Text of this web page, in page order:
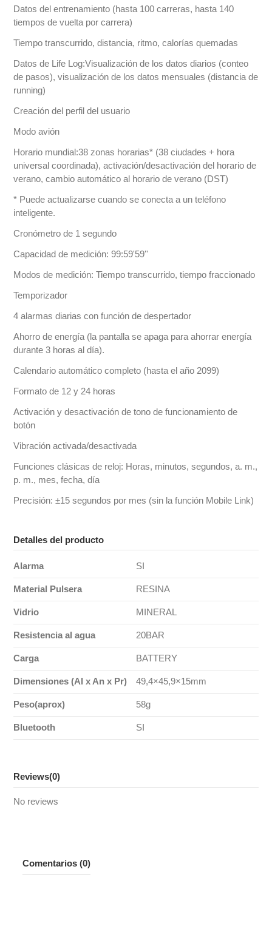
Datos del entrenamiento (hasta 100 carreras, hasta 140
tiempos de vuelta por carrera)
Tiempo transcurrido, distancia, ritmo, calorías quemadas
Datos de Life Log:Visualización de los datos diarios (conteo
de pasos), visualización de los datos mensuales (distancia de
running)
Creación del perfil del usuario
Modo avión
Horario mundial:38 zonas horarias* (38 ciudades + hora
universal coordinada), activación/desactivación del horario de
verano, cambio automático al horario de verano (DST)
* Puede actualizarse cuando se conecta a un teléfono
inteligente.
Cronómetro de 1 segundo
Capacidad de medición: 99:59'59''
Modos de medición: Tiempo transcurrido, tiempo fraccionado
Temporizador
4 alarmas diarias con función de despertador
Ahorro de energía (la pantalla se apaga para ahorrar energía
durante 3 horas al día).
Calendario automático completo (hasta el año 2099)
Formato de 12 y 24 horas
Activación y desactivación de tono de funcionamiento de
botón
Vibración activada/desactivada
Funciones clásicas de reloj: Horas, minutos, segundos, a. m.,
p. m., mes, fecha, día
Precisión: ±15 segundos por mes (sin la función Mobile Link)
Detalles del producto
Alarma SI
Material Pulsera RESINA
Vidrio MINERAL
Resistencia al agua 20BAR
Carga BATTERY
Dimensiones (Al x An x Pr) 49,4×45,9×15mm
Peso(aprox) 58g
Bluetooth SI
Reviews(0)
No reviews
Comentarios (0)